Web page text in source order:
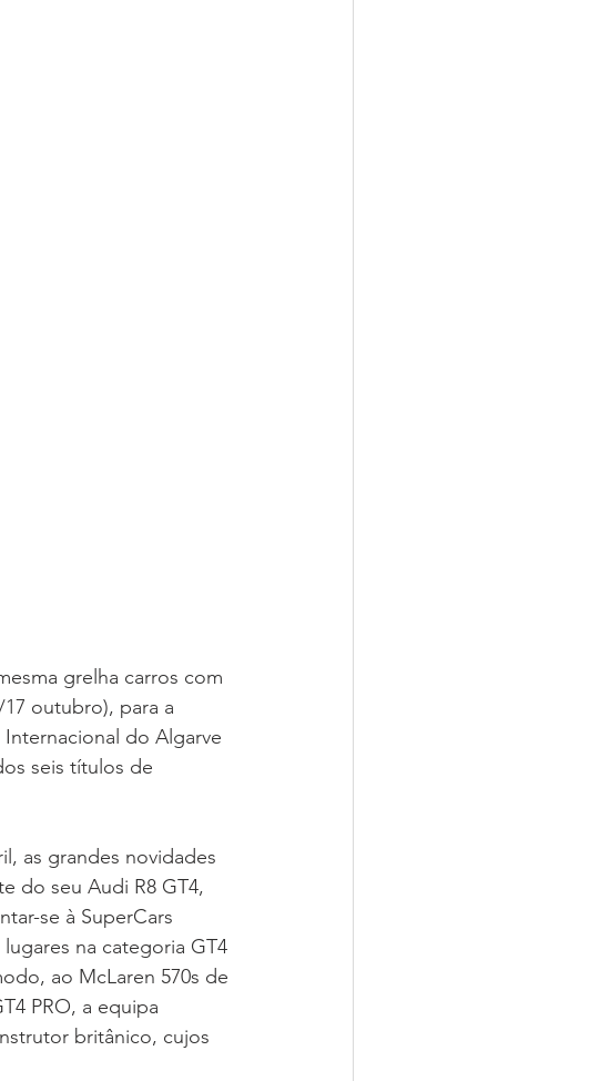
grelha carros com
outubro), para a
do Algarve
seis títulos de
as grandes novidades
do seu Audi R8 GT4,
se à SuperCars
na categoria GT4
ao McLaren 570s de
PRO, a equipa
britânico, cujos